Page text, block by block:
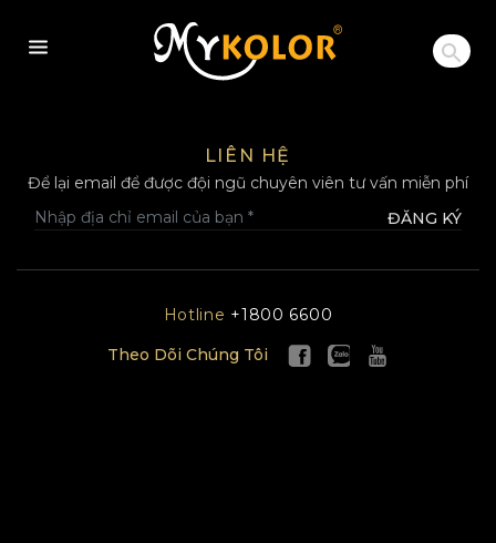
MYKOLOR
LIÊN HỆ
Để lại email để được đội ngũ chuyên viên tư vấn miễn phí
ĐĂNG KÝ
Hotline +1800 6600
Theo Dõi Chúng Tôi